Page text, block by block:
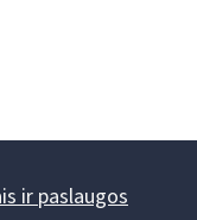
ir paslaugos